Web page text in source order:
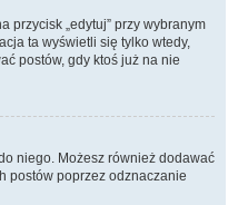
przycisk „edytuj” przy wybranym
ta wyświetli się tylko wtedy,
postów, gdy ktoś już na nie
niego. Możesz również dodawać
postów poprzez odznaczanie